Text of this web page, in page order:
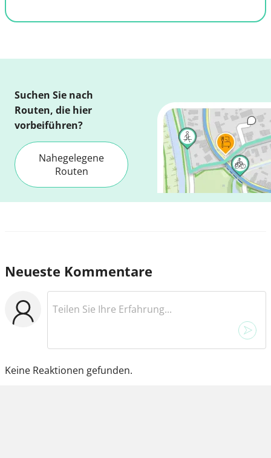
Suchen Sie nach
Routen, die hier
vorbeiführen?
Nahegelegene
Routen
Neueste Kommentare
Keine Reaktionen gefunden.